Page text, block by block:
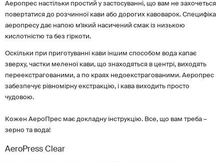
Аеропрес настільки простий у застосуванні, що вам не захочеться
повертатися до розчинної кави або дорогих кавоварок. Специфіка
аеропресу дає напою м'який насичений смак із низькою
кислотністю та без гіркоти.
Оскільки при приготуванні кави іншим способом вода капає
зверху, частки меленої кави, що знаходяться в центрі, виходять
переекстрагованими, а по краях недоекстрагованими. Аеропрес
забезпечує рівномірну екстракцію, і кава виходить просто
чудовою.
Кожен АероПрес має докладну інструкцію. Все, що вам треба –
зерно та вода!
AeroPress Clear